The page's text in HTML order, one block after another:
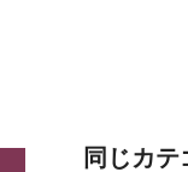
同じカ